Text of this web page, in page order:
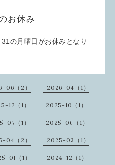
お休み
の月曜日がお休みとなり
06（2） 2026-04（1）
12（1） 2025-10（1）
07（1） 2025-06（1）
04（2） 2025-03（1）
01（1） 2024-12（1）